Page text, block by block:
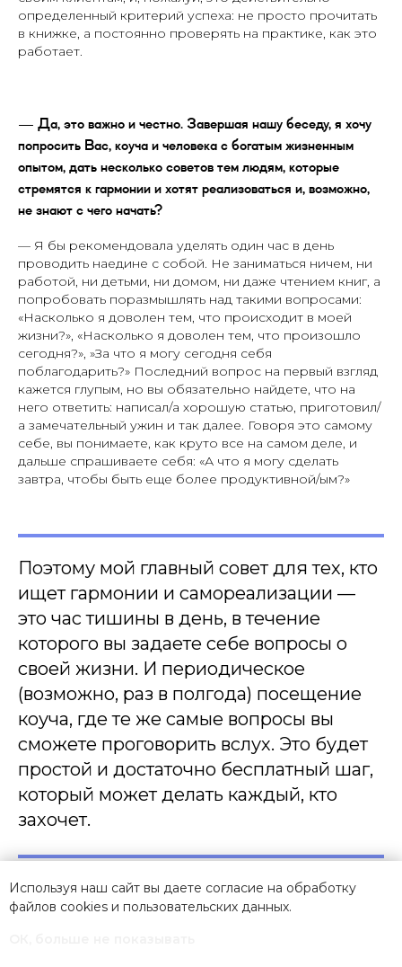
определенный критерий успеха: не просто прочитать
в книжке, а постоянно проверять на практике, как это
работает.
— Да, это важно и честно. Завершая нашу беседу, я хочу
попросить Вас, коуча и человека с богатым жизненным
опытом, дать несколько советов тем людям, которые
стремятся к гармонии и хотят реализоваться и, возможно,
не знают с чего начать?
— Я бы рекомендовала уделять один час в день
проводить наедине с собой. Не заниматься ничем, ни
работой, ни детьми, ни домом, ни даже чтением книг, а
попробовать поразмышлять над такими вопросами:
«Насколько я доволен тем, что происходит в моей
жизни?», «Насколько я доволен тем, что произошло
сегодня?», »За что я могу сегодня себя
поблагодарить?» Последний вопрос на первый взгляд
кажется глупым, но вы обязательно найдете, что на
него ответить: написал/а хорошую статью, приготовил/
а замечательный ужин и так далее. Говоря это самому
себе, вы понимаете, как круто все на самом деле, и
дальше спрашиваете себя: «А что я могу сделать
завтра, чтобы быть еще более продуктивной/ым?»
Поэтому мой главный совет для тех, кто
ищет гармонии и самореализации —
это час тишины в день, в течение
которого вы задаете себе вопросы о
своей жизни. И периодическое
(возможно, раз в полгода) посещение
коуча, где те же самые вопросы вы
сможете проговорить вслух. Это будет
простой и достаточно бесплатный шаг,
который может делать каждый, кто
захочет.
Используя наш сайт вы даете согласие на обработку
файлов cookies и пользовательских данных.